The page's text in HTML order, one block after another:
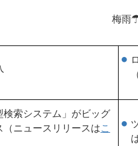
梅雨
索システム」がビッグ
ニュースリリースはこ